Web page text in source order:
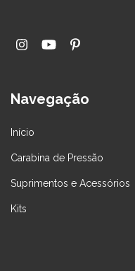
Navegação
Início
Carabina de Pressão
Suprimentos e Acessórios
Kits